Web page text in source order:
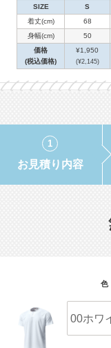
SIZE S
着丈(cm)
68
身幅(cm)
50
価格
(税込価格)
¥1,950
(¥2,145)